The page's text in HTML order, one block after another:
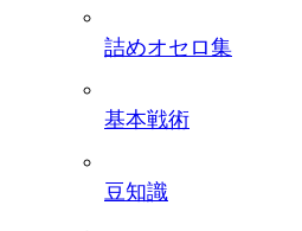
詰めオセロ集
基本戦術
豆知識